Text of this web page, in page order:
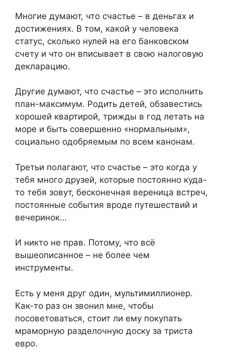
Многие думают, что счастье – в деньгах и
достижениях. В том, какой у человека
статус, сколько нулей на его банковском
счету и что он вписывает в свою налоговую
декларацию.
Другие думают, что счастье – это исполнить
план-максимум. Родить детей, обзавестись
хорошей квартирой, трижды в год летать на
море и быть совершенно «нормальным»,
социально одобряемым по всем канонам.
Третьи полагают, что счастье – это когда у
тебя много друзей, которые постоянно куда-
то тебя зовут, бесконечная вереница встреч,
постоянные события вроде путешествий и
вечеринок…
И никто не прав. Потому, что всё
вышеописанное – не более чем
инструменты.
Есть у меня друг один, мультимиллионер.
Как-то раз он звонил мне, чтобы
посоветоваться, стоит ли ему покупать
мраморную разделочную доску за триста
евро.